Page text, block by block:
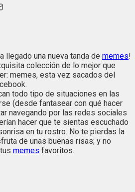
llegado una nueva tanda de memes!
colección de lo mejor que
memes, esta vez sacados del
todo tipo de situaciones en las
(desde fantasear con qué hacer
navegando por las redes sociales
hacer que te sientas escuchado
en tu rostro. No te pierdas la
de unas buenas risas; y no
memes favoritos.